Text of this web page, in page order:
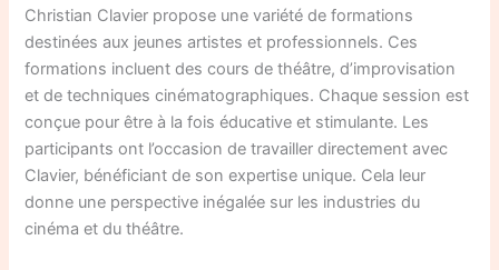
Christian Clavier propose une variété de formations
destinées aux jeunes artistes et professionnels. Ces
formations incluent des cours de théâtre, d’improvisation
et de techniques cinématographiques. Chaque session est
conçue pour être à la fois éducative et stimulante. Les
participants ont l’occasion de travailler directement avec
Clavier, bénéficiant de son expertise unique. Cela leur
donne une perspective inégalée sur les industries du
cinéma et du théâtre.